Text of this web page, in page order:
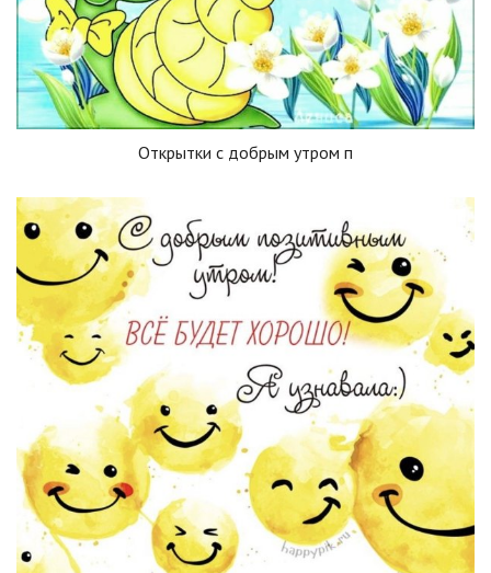
Открытки с добрым утром п